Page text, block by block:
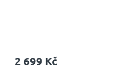
z
2 699 Kč